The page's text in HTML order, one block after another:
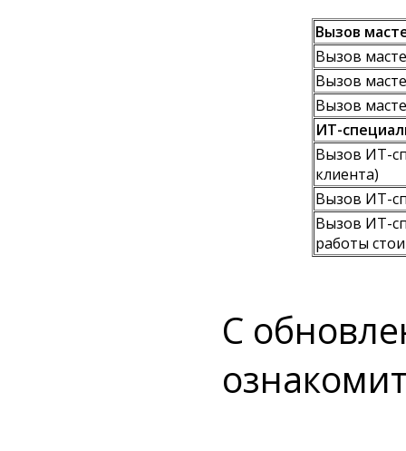
Вызов
Вызов
Вызов
Вызов
ИТ-
Вызов ИТ-
клиента)
Вызов ИТ-
Вызов ИТ-
работы
С